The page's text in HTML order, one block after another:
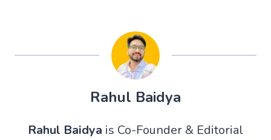
Rahul Baidya
Rahul Baidya is Co-Founder & Editorial